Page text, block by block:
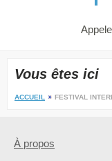
Vous êtes ici
ACCUEIL FESTIVAL
À propos